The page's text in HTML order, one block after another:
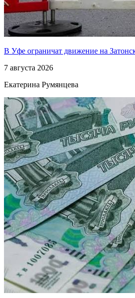
В Уфе ограничат движение на
7 августа 2026
Екатерина Румянцева